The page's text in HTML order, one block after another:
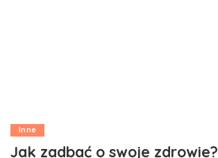
Inne
Jak zadbać o swoje zdrowie?